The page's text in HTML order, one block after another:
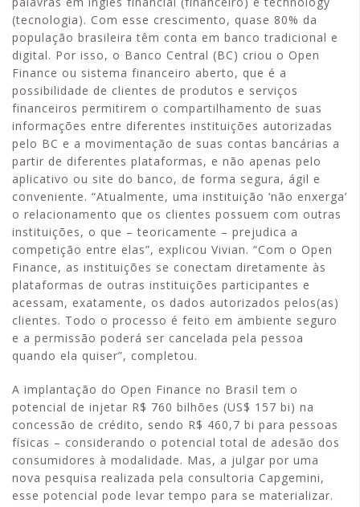
(tecnologia). Com esse crescimento, quase 80% da
população brasileira têm conta em banco tradicional e
digital. Por isso, o Banco Central (BC) criou o Open
Finance ou sistema financeiro aberto, que é a
possibilidade de clientes de produtos e serviços
financeiros permitirem o compartilhamento de suas
informações entre diferentes instituições autorizadas
pelo BC e a movimentação de suas contas bancárias a
partir de diferentes plataformas, e não apenas pelo
aplicativo ou site do banco, de forma segura, ágil e
conveniente. “Atualmente, uma instituição ‘não enxerga’
o relacionamento que os clientes possuem com outras
instituições, o que – teoricamente – prejudica a
competição entre elas”, explicou Vivian. “Com o Open
Finance, as instituições se conectam diretamente às
plataformas de outras instituições participantes e
acessam, exatamente, os dados autorizados pelos(as)
clientes. Todo o processo é feito em ambiente seguro
e a permissão poderá ser cancelada pela pessoa
quando ela quiser”, completou.
A implantação do Open Finance no Brasil tem o
potencial de injetar R$ 760 bilhões (US$ 157 bi) na
concessão de crédito, sendo R$ 460,7 bi para pessoas
físicas – considerando o potencial total de adesão dos
consumidores à modalidade. Mas, a julgar por uma
nova pesquisa realizada pela consultoria Capgemini,
esse potencial pode levar tempo para se materializar.